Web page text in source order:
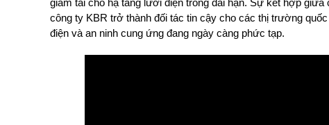
giảm tải cho hạ tầng lưới điện trong dài hạn. Sự kết hợp giữa
công ty KBR trở thành đối tác tin cậy cho các thị trường
điện và an ninh cung ứng đang ngày càng phức tạp.